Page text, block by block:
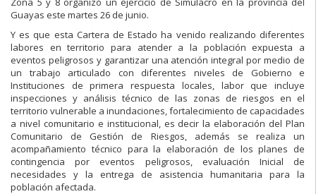
Guayas este martes 26 de junio.
Y es que esta Cartera de Estado ha venido realizando diferentes
labores en territorio para atender a la población expuesta a
eventos peligrosos y garantizar una atención integral por medio de
un trabajo articulado con diferentes niveles de Gobierno e
Instituciones de primera respuesta locales, labor que incluye
inspecciones y análisis técnico de las zonas de riesgos en el
territorio vulnerable a inundaciones, fortalecimiento de capacidades
a nivel comunitario e institucional, es decir la elaboración del Plan
Comunitario de Gestión de Riesgos, además se realiza un
acompañamiento técnico para la elaboración de los planes de
contingencia por eventos peligrosos, evaluación Inicial de
necesidades y la entrega de asistencia humanitaria para la
población afectada.